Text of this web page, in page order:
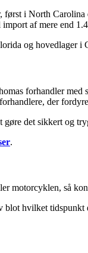
først i North
af mere end
og hovedlager i
forhandler med
der
gøre det sikkert og
.
motorcyklen, så
hvilket tidspunkt